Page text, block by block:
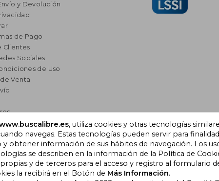
y Devolución
de Pago
Clientes
Sociales
de Uso
Venta
Lectura
Cornellà de Llobregat,
, utiliza cookies y otras tecnologías
navegas. Estas tecnologías pueden servir para
y obtener información de sus hábitos de navegación. Los
se describen en la información de la Política de
y de terceros para el acceso y registro al formulario
la recibirá en el Botón de Más Información.